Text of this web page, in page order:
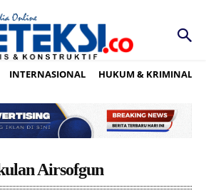
INTERNASIONAL HUKUM & KRIMINAL
Airsofgun